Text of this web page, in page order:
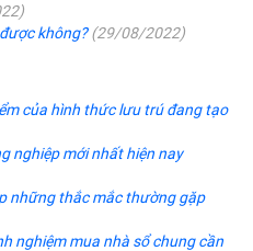
không?(29/08/2022)
của hình thức lưu trú đang tạo
nghiệp mới nhất hiện nay
những thắc mắc thường gặp
nghiệm mua nhà sổ chung cần